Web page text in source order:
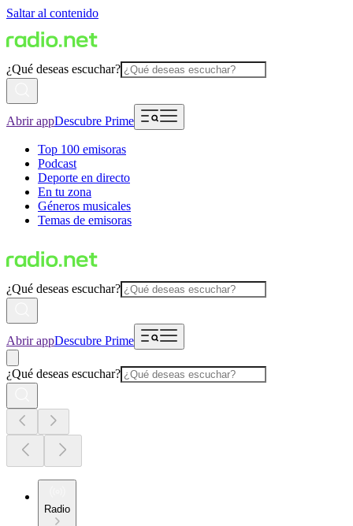
Saltar al contenido
¿Qué deseas escuchar?
Abrir appDescubre Prime
Top 100 emisoras
Podcast
Deporte en directo
En tu zona
Géneros musicales
Temas de emisoras
¿Qué deseas escuchar?
Abrir appDescubre Prime
¿Qué deseas escuchar?
Radio